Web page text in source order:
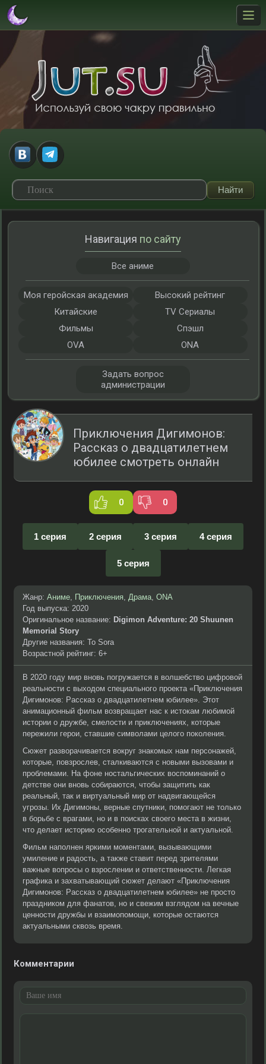
Приключения Дигимонов:
Рассказ о двадцатилетнем
юбилее смотреть онлайн
0 0
1 серия 2 серия 3 серия 4 серия
5 серия
Жанр: Аниме, Приключения, Драма, ONA
Год выпуска: 2020
Оригинальное название: Digimon Adventure: 20 Shuunen
Memorial Story
Другие названия: To Sora
Возрастной рейтинг: 6+
В 2020 году мир вновь погружается в волшебство цифровой
реальности с выходом специального проекта «Приключения
Дигимонов: Рассказ о двадцатилетнем юбилее». Этот
анимационный фильм возвращает нас к истокам любимой
истории о дружбе, смелости и приключениях, которые
пережили герои, ставшие символами целого поколения.
Сюжет разворачивается вокруг знакомых нам персонажей,
которые, повзрослев, сталкиваются с новыми вызовами и
проблемами. На фоне ностальгических воспоминаний о
детстве они вновь собираются, чтобы защитить как
реальный, так и виртуальный мир от надвигающейся
угрозы. Их Дигимоны, верные спутники, помогают не только
в борьбе с врагами, но и в поисках своего места в жизни,
что делает историю особенно трогательной и актуальной.
Фильм наполнен яркими моментами, вызывающими
умиление и радость, а также ставит перед зрителями
важные вопросы о взрослении и ответственности. Легкая
графика и захватывающий сюжет делают «Приключения
Дигимонов: Рассказ о двадцатилетнем юбилее» не просто
праздником для фанатов, но и свежим взглядом на вечные
ценности дружбы и взаимопомощи, которые остаются
актуальными сквозь время.
Комментарии
Навигация по сайту
Все аниме
Моя геройская академия
Высокий рейтинг
Китайские
TV Сериалы
Фильмы
Спэшл
OVA
ONA
Задать вопрос
администрации